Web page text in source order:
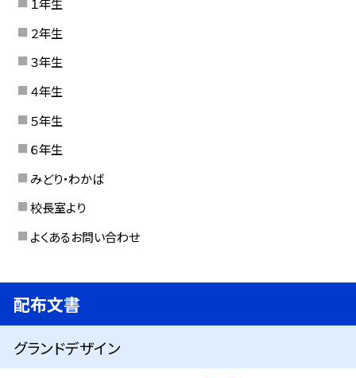
２年生
３年生
４年生
５年生
６年生
みどり・わかば
校長室より
よくあるお問い合わせ
配布文書
グランドデザイン